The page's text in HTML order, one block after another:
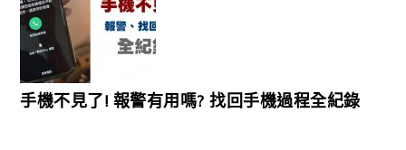
手機不見了! 報警有用嗎? 找回手機過程全紀錄